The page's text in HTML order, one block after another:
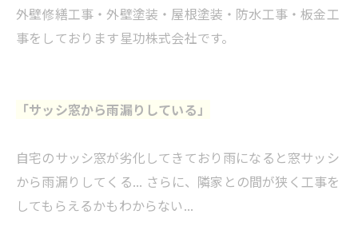
外壁修繕工事・外壁塗装・屋根塗装・防水工事・板金工
事をしております星功株式会社です。
「サッシ窓から雨漏りしている」
自宅のサッシ窓が劣化してきており雨になると窓サッシ
から雨漏りしてくる... さらに、隣家との間が狭く工事を
してもらえるかもわからない...